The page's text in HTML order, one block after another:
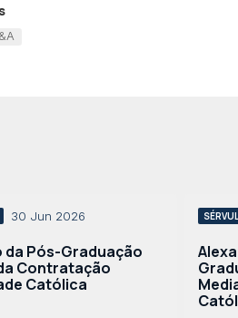
30 Jun 2026
da Pós-Graduação
Contratação
Católica